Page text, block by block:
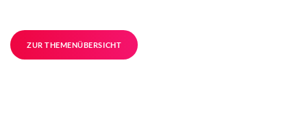
ZUR THEMENÜBERSICHT